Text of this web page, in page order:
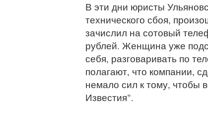
В эти дни юристы
технического сбоя,
зачислил на сотовый
рублей. Женщина уже
себя, разговаривать по
полагают, что компании,
немало сил к тому, чтобы
Известия".